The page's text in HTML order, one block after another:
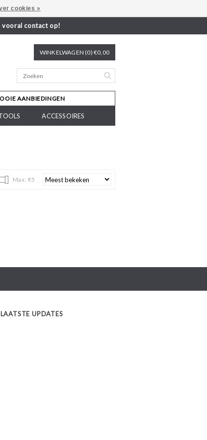
vooral contact op!
WINKELWAGEN (0) €0,00
AANBIEDINGEN
ACCESSOIRES
Max: €5
LAATSTE UPDATES
cookies »